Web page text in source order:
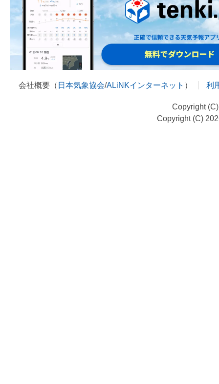
会社概要（ 日本気象協会/ALiNKインターネット ） 利
Copyright
Copyright (C)